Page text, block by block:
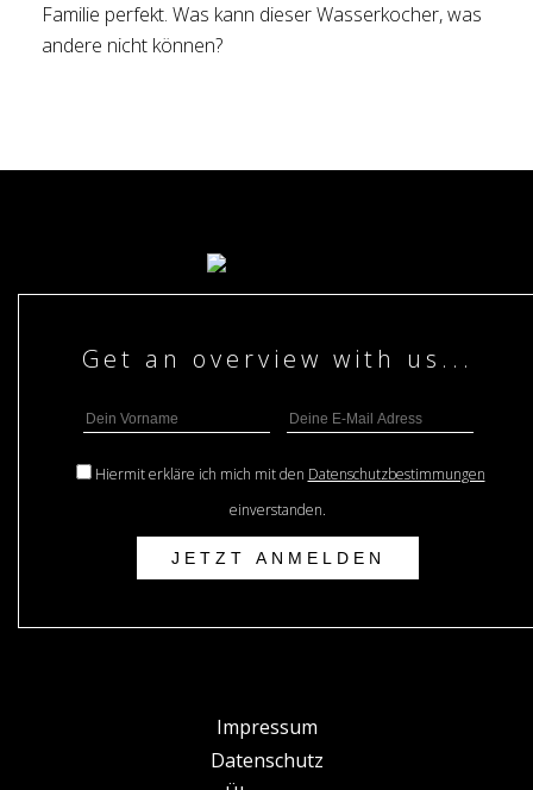
Familie perfekt. Was kann dieser Wasserkocher, was
andere nicht können?
Hiermit erkläre ich mich mit den Datenschutzbestimmungen
einverstanden.
Impressum
Datenschutz